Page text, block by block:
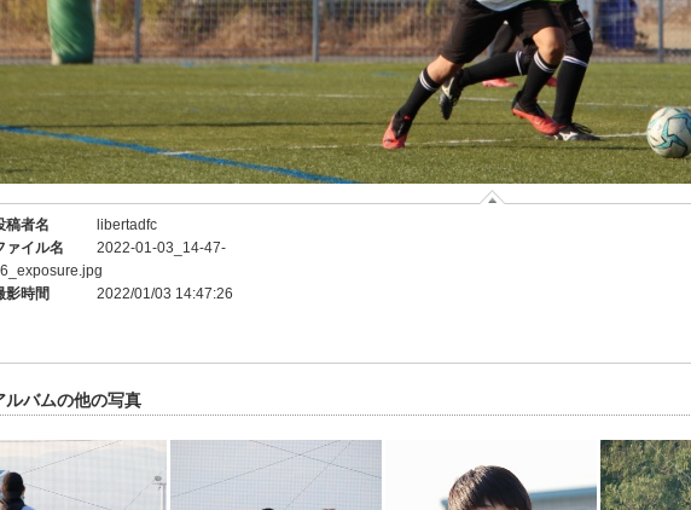
稿者名
libertadfc
ァイル名
2022-01-03_14-47-
影時間
2022/01/03 14:47:26
ルバムの他の写真